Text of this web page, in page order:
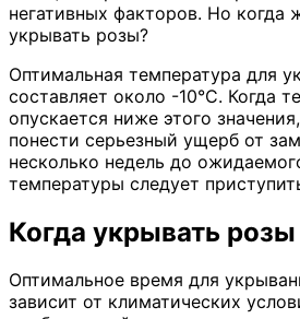
негативных факторов. Но когда
укрывать розы?
Оптимальная температура для
составляет около -10°C. Когда
опускается ниже этого
понести серьезный ущерб от
несколько недель до
температуры следует
Когда укрывать
Оптимальное время для
зависит от климатических